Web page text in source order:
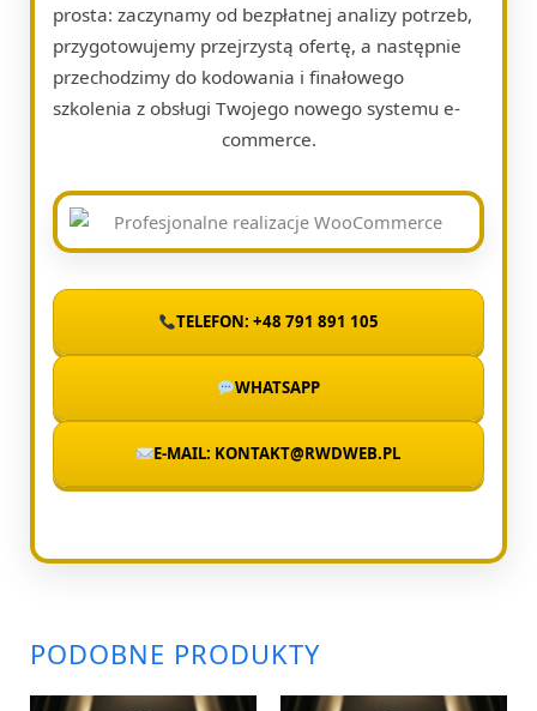
prosta: zaczynamy od bezpłatnej analizy potrzeb,
przygotowujemy przejrzystą ofertę, a następnie
przechodzimy do kodowania i finałowego
szkolenia z obsługi Twojego nowego systemu e-
commerce.
TELEFON: +48 791 891 105
WHATSAPP
E-MAIL: KONTAKT@RWDWEB.PL
PODOBNE PRODUKTY